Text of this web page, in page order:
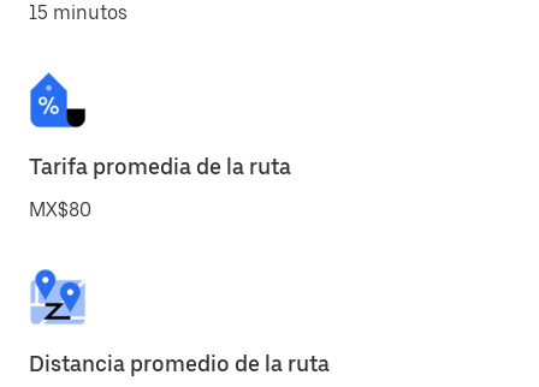
15 minutos
Tarifa promedia de la ruta
MX$80
Distancia promedio de la ruta